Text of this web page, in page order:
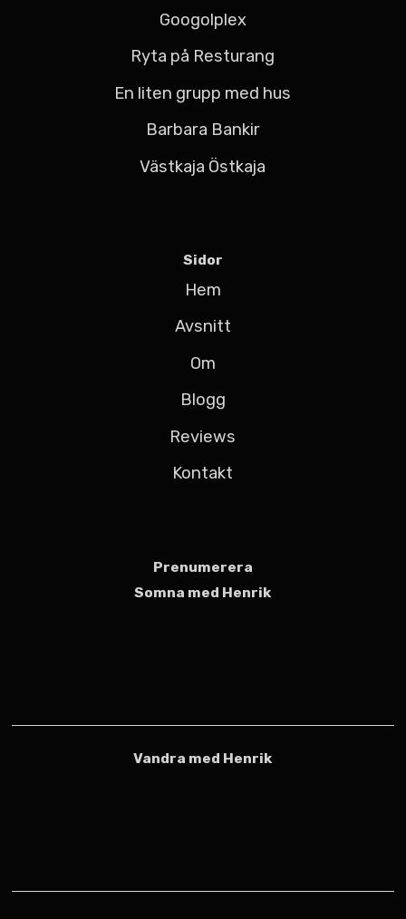
Googolplex
Ryta på Resturang
En liten grupp med hus
Barbara Bankir
Västkaja Östkaja
Sidor
Hem
Avsnitt
Om
Blogg
Reviews
Kontakt
Prenumerera
Somna med Henrik
Vandra med Henrik